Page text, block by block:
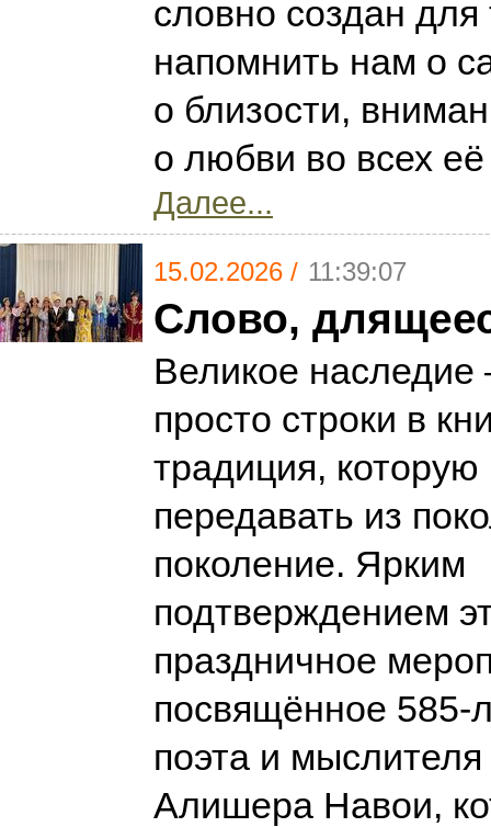
словно создан для
напомнить нам о
о близости,
о любви во всех
Далее...
15.02.2026 / 11:39:07
Слово,
Великое
просто строки в
традиция,
передавать из
поколение. Ярким
подтверждением
праздничное
посвящённое 585-
поэта и
Алишера Навои,